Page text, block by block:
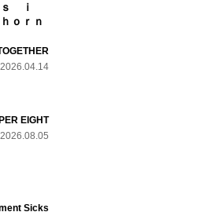
ｓ ｉ
ｏｒｎ
EIGHT
Sicks